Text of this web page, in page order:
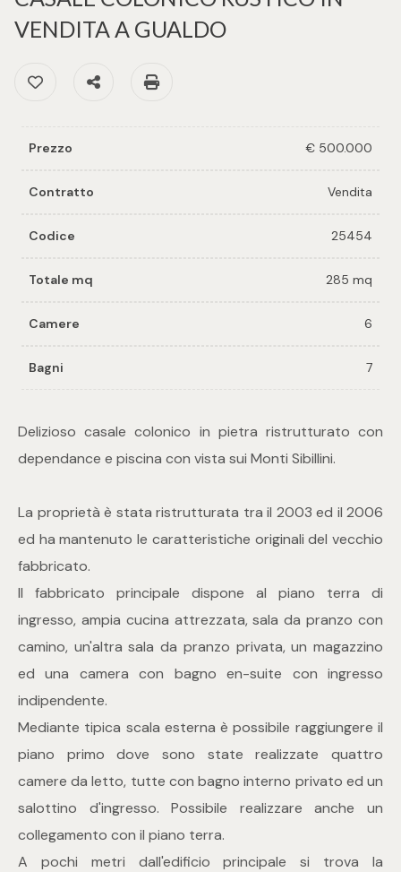
VENDITA A GUALDO
Preferiti: Cod. 25454
Condividi
Prezzo € 500.000
Contratto Vendita
Codice 25454
Totale mq 285 mq
Camere 6
Bagni 7
Delizioso casale colonico in pietra ristrutturato con
dependance e piscina con vista sui Monti Sibillini.
La proprietà è stata ristrutturata tra il 2003 ed il 2006
ed ha mantenuto le caratteristiche originali del vecchio
fabbricato.
Il fabbricato principale dispone al piano terra di
ingresso, ampia cucina attrezzata, sala da pranzo con
camino, un'altra sala da pranzo privata, un magazzino
ed una camera con bagno en-suite con ingresso
indipendente.
Mediante tipica scala esterna è possibile raggiungere il
piano primo dove sono state realizzate quattro
camere da letto, tutte con bagno interno privato ed un
salottino d'ingresso. Possibile realizzare anche un
collegamento con il piano terra.
A pochi metri dall'edificio principale si trova la
un
vendi il
Contattaci
Provincia
Tipologia
-
Commerciali
Prezzo
Totale
mq